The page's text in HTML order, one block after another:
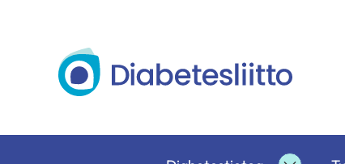
Diabetesliitto